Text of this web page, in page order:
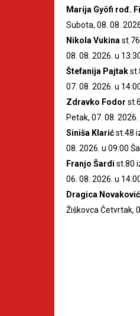
Marija Gyöfi rođ.
Subota, 08. 08.
Nikola Vukina
08. 08. 2026. u
Štefanija Pajtak
07. 08. 2026. u
Zdravko Fodor
Petak, 07. 08.
Siniša Klarićst.48
08. 2026. u 09:00
Franjo Šardi st.80
06. 08. 2026. u
Dragica
Žiškovca Četvrtak,